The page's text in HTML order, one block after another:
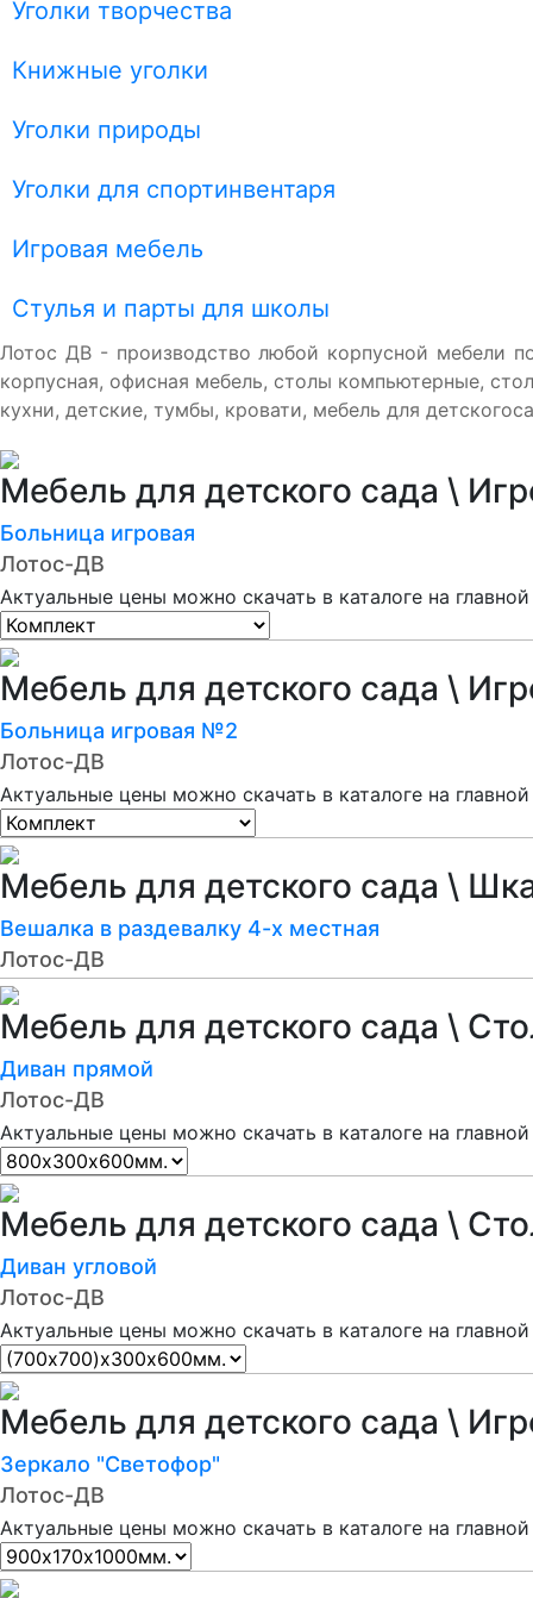
Уголки творчества
Книжные уголки
Уголки природы
Уголки для спортинвентаря
Игровая мебель
Стулья и парты для школы
Лотос ДВ - производство любой корпусной мебели
корпусная, офисная мебель, столы компьютерные,
кухни, детские, тумбы, кровати, мебель для
Мебель для детского сада \
Больница игровая
Лотос-ДВ
Актуальные цены можно скачать в каталоге на
Мебель для детского сада \
Больница игровая №2
Лотос-ДВ
Актуальные цены можно скачать в каталоге на
Мебель для детского сада \
Вешалка в раздевалку 4-х местная
Лотос-ДВ
Мебель для детского сада \
Диван прямой
Лотос-ДВ
Актуальные цены можно скачать в каталоге на
Мебель для детского сада \
Диван угловой
Лотос-ДВ
Актуальные цены можно скачать в каталоге на
Мебель для детского сада \
Зеркало "Светофор"
Лотос-ДВ
Актуальные цены можно скачать в каталоге на